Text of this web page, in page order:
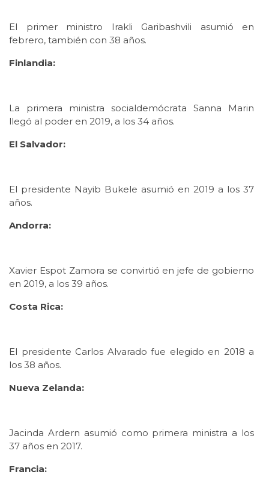
El primer ministro Irakli Garibashvili asumió en
febrero, también con 38 años.
Finlandia:
La primera ministra socialdemócrata Sanna Marin
llegó al poder en 2019, a los 34 años.
El Salvador:
El presidente Nayib Bukele asumió en 2019 a los 37
años.
Andorra:
Xavier Espot Zamora se convirtió en jefe de gobierno
en 2019, a los 39 años.
Costa Rica:
El presidente Carlos Alvarado fue elegido en 2018 a
los 38 años.
Nueva Zelanda:
Jacinda Ardern asumió como primera ministra a los
37 años en 2017.
Francia: